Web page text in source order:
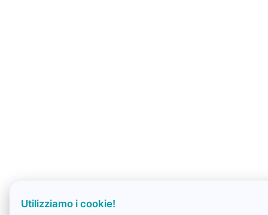
Utilizziamo i cookie!